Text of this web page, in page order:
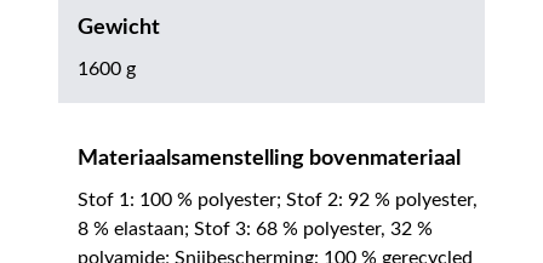
Gewicht
1600 g
Materiaalsamenstelling bovenmateriaal
Stof 1: 100 % polyester; Stof 2: 92 % polyester,
8 % elastaan; Stof 3: 68 % polyester, 32 %
polyamide; Snijbescherming: 100 % gerecycled